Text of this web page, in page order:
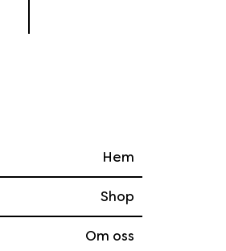
Hem
Shop
Om oss